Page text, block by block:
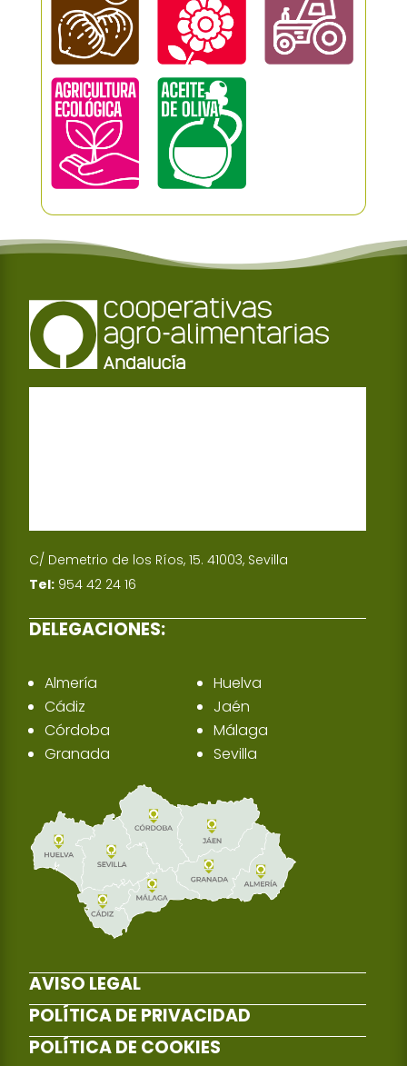
C/ Demetrio de los Ríos, 15. 41003, Sevilla
Tel: 954 42 24 16
DELEGACIONES:
Almería
Cádiz
Córdoba
Granada
Huelva
Jaén
Málaga
Sevilla
AVISO LEGAL
POLÍTICA DE PRIVACIDAD
POLÍTICA DE COOKIES